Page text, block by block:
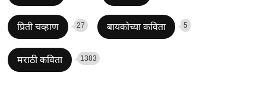
प्रिती चव्हाण 27 बायकोच्या कविता 5
मराठी कविता 1383